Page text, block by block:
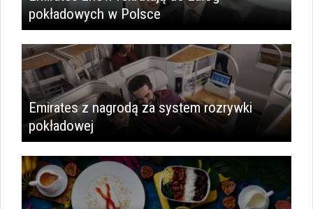
pokładowych w Polsce
Emirates z nagrodą za system rozrywki
pokładowej